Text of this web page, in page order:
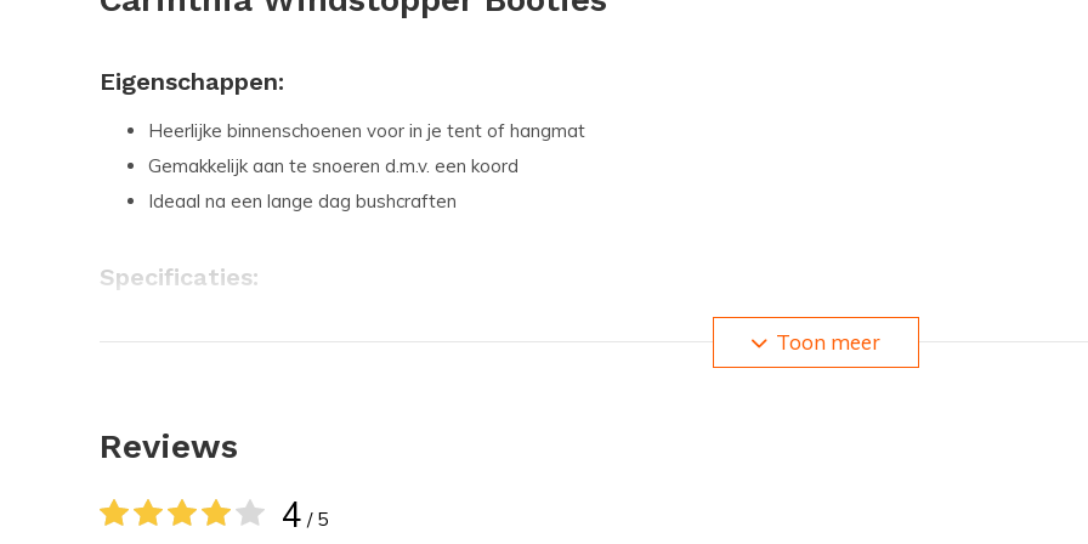
Eigenschappen:
Heerlijke binnenschoenen voor in je tent of hangmat
Gemakkelijk aan te snoeren d.m.v. een koord
Ideaal na een lange dag bushcraften
Specificaties:
Met G-Loft geisoleerde pantoffels/binnenschoenen, lekker voor in de tent of in je hangmat. Aan
Toon meer
Reviews
4 / 5